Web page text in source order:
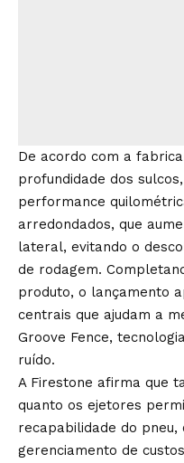
De acordo com a
profundidade dos
performance
arredondados, que
lateral, evitando o
de rodagem.
produto, o lançamento
centrais que ajudam a
Groove Fence,
ruído.
A Firestone afirma que
quanto os ejetores
recapabilidade do pneu,
gerenciamento de